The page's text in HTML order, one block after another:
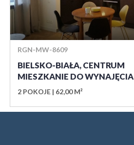
RGN-MW-8609
BIELSKO-BIAŁA, CENTRUM
MIESZKANIE DO WYNAJĘCIA
2 POKOJE 62,00 M²